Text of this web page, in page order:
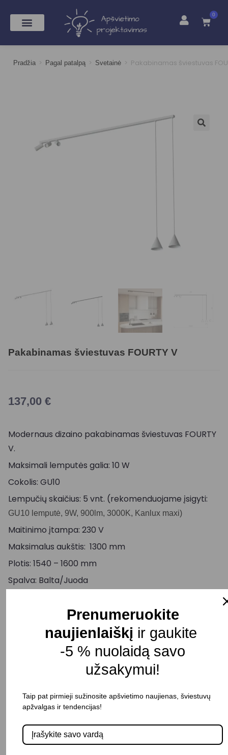
0
Pradžia > Pagal patalpą > Svetainė > Pakabinamas šviestuvas
Pakabinamas šviestuvas FOURTY V
137,00 €
Modernaus dizaino pakabinamas šviestuvas FOURTY
V.
Maksimali lemputės galia: 10 W
Cokolis: GU10
Lempučių skaičius: 5 vnt. (rekomenduojame įsigyti:
GU10 lemputė, 9W, 900lm, 3000K, Kanlux maxi)
Maitinimo įtampa: 230 V
Maksimalus aukštis: 1300 mm
Plotis: 1540 – 1600 mm
Spalva: Balta/Juoda
Pristatymo terminas: 15 – 30 d. d.
Pasirinkite savybę
Prenumeruokite
naujienlaiškį ir gaukite
-5 % nuolaidą savo
užsakymui!
Taip pat pirmieji sužinosite apšvietimo naujienas, šviestuvų
apžvalgas ir tendencijas!